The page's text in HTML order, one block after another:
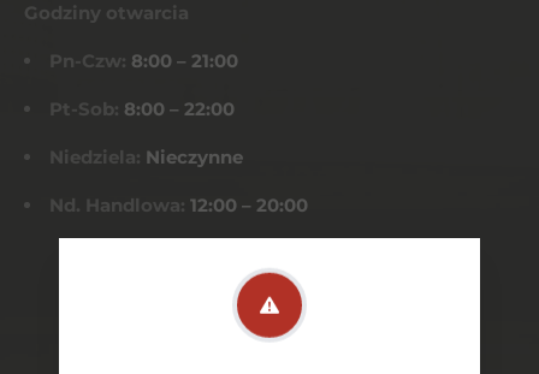
Godziny otwarcia
Pn-Czw: 8:00 – 21:00
Pt-Sob: 8:00 – 22:00
Niedziela: Nieczynne
Nd. Handlowa: 12:00 – 20:00